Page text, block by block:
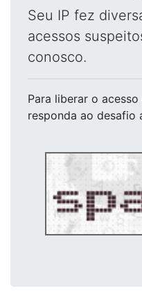
Seu IP fez
acessos
conosco.
Para liberar o acesso
responda ao desafio